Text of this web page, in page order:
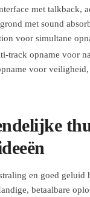
met talkback,
met sound
voor simultane
track opname voor
voor veiligheid,
en goed geluid
betaalbare